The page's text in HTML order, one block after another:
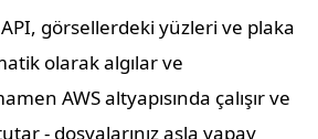
görsellerdeki yüzleri ve plaka
olarak algılar ve
AWS altyapısında çalışır ve
- dosyalarınız asla yapay